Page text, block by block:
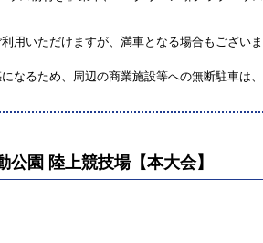
用いただけますが、満車となる場合もござい
なるため、周辺の商業施設等への無断駐車は
公園 陸上競技場【本大会】